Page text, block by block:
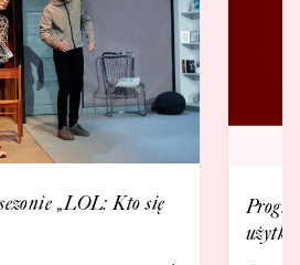
„LOL: Kto się